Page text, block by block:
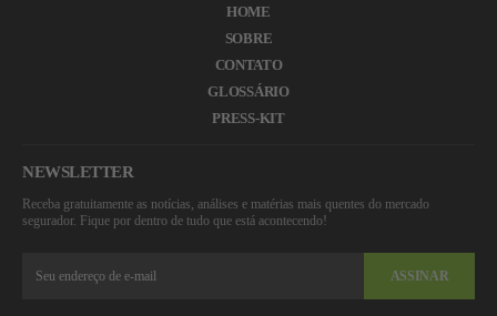
HOME
SOBRE
CONTATO
GLOSSÁRIO
PRESS-KIT
NEWSLETTER
Receba gratuitamente as notícias, análises e matérias mais quentes do mercado
segurador. Fique por dentro de tudo que está acontecendo!
ASSINAR